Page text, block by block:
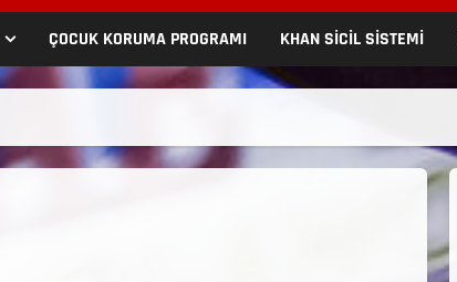
ÇOCUK KORUMA PROGRAMI KHAN SİCİL SİSTEMİ